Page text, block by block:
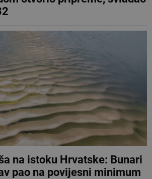
na istoku Hrvatske: Bunari
pao na povijesni minimum